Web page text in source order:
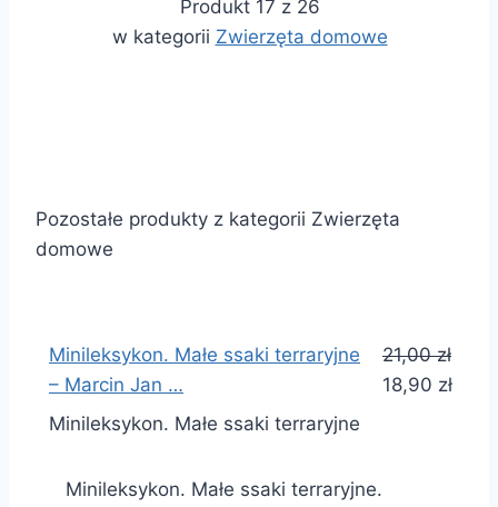
Produkt 17 z 26
w kategorii Zwierzęta domowe
Pozostałe produkty z kategorii Zwierzęta
domowe
Minileksykon. Małe ssaki terraryjne
– Marcin Jan …
21,00 zł
18,90 zł
Minileksykon. Małe ssaki terraryjne
Minileksykon. Małe ssaki terraryjne.